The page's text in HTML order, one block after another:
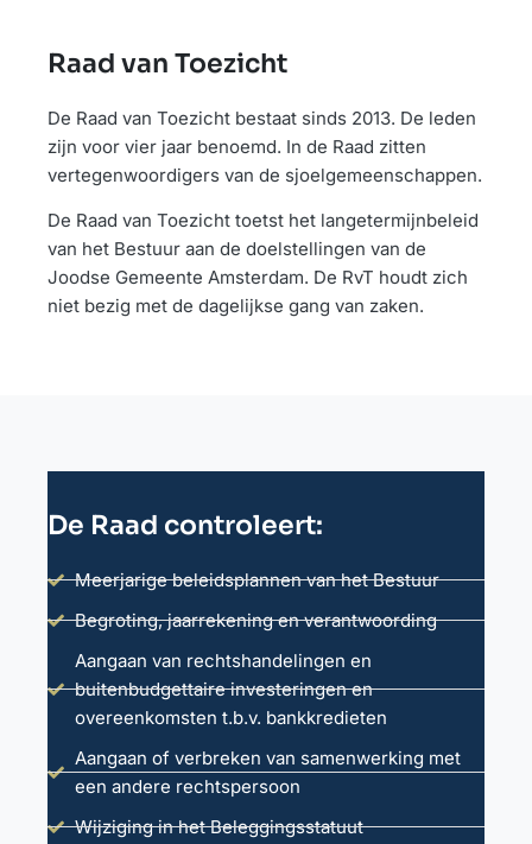
Raad van Toezicht
De Raad van Toezicht bestaat sinds 2013. De leden
zijn voor vier jaar benoemd. In de Raad zitten
vertegenwoordigers van de sjoelgemeenschappen.
De Raad van Toezicht toetst het langetermijnbeleid
van het Bestuur aan de doelstellingen van de
Joodse Gemeente Amsterdam. De RvT houdt zich
niet bezig met de dagelijkse gang van zaken.
De Raad controleert:
Meerjarige beleidsplannen van het Bestuur
Begroting, jaarrekening en verantwoording
Aangaan van rechtshandelingen en
buitenbudgettaire investeringen en
overeenkomsten t.b.v. bankkredieten
Aangaan of verbreken van samenwerking met
een andere rechtspersoon
Wijziging in het Beleggingsstatuut